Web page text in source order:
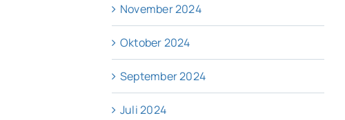
November 2024
Oktober 2024
September 2024
Juli 2024